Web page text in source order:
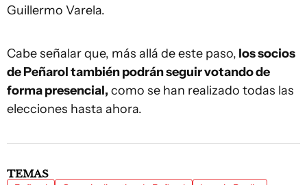
Guillermo Varela.
Cabe señalar que, más allá de este paso, los socios
de Peñarol también podrán seguir votando de
forma presencial, como se han realizado todas las
elecciones hasta ahora.
TEMAS